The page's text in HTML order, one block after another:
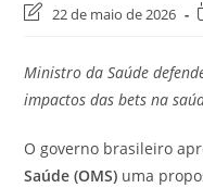
Última
post:
22 de maio de 2026
Ministro da Saúde
impactos das bets na
O governo brasileiro
Saúde (OMS) uma